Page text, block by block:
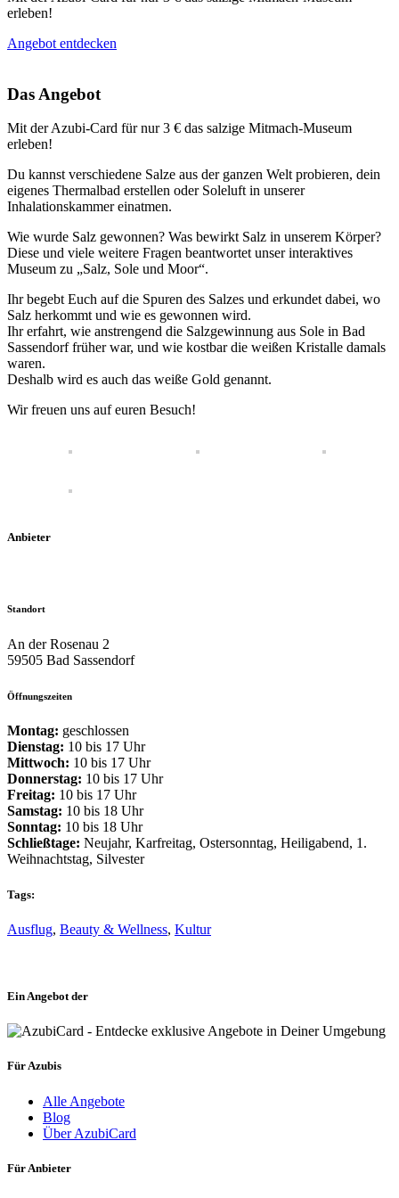
erleben!
Angebot entdecken
Das Angebot
Mit der Azubi-Card für nur 3 € das salzige Mitmach-Museum
erleben!
Du kannst verschiedene Salze aus der ganzen Welt probieren, dein
eigenes Thermalbad erstellen oder Soleluft in unserer
Inhalationskammer einatmen.
Wie wurde Salz gewonnen? Was bewirkt Salz in unserem Körper?
Diese und viele weitere Fragen beantwortet unser interaktives
Museum zu „Salz, Sole und Moor“.
Ihr begebt Euch auf die Spuren des Salzes und erkundet dabei, wo
Salz herkommt und wie es gewonnen wird.
Ihr erfahrt, wie anstrengend die Salzgewinnung aus Sole in Bad
Sassendorf früher war, und wie kostbar die weißen Kristalle damals
waren.
Deshalb wird es auch das weiße Gold genannt.
Wir freuen uns auf euren Besuch!
Anbieter
Standort
An der Rosenau 2
59505 Bad Sassendorf
Öffnungszeiten
Montag: geschlossen
Dienstag: 10 bis 17 Uhr
Mittwoch: 10 bis 17 Uhr
Donnerstag: 10 bis 17 Uhr
Freitag: 10 bis 17 Uhr
Samstag: 10 bis 18 Uhr
Sonntag: 10 bis 18 Uhr
Schließtage: Neujahr, Karfreitag, Ostersonntag, Heiligabend, 1.
Weihnachtstag, Silvester
Tags:
Ausflug, Beauty & Wellness, Kultur
Ein Angebot der
Für Azubis
Alle Angebote
Blog
Über AzubiCard
Für Anbieter